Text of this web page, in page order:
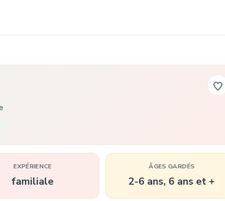
EXPÉRIENCE
familiale
ÂGES GARDÉS
2-6 ans, 6 ans et +